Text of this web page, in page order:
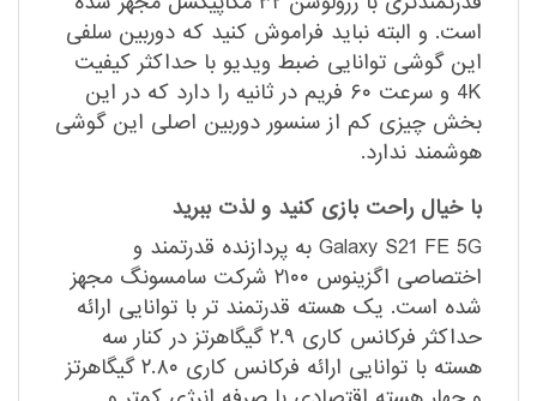
است. و البته نباید فراموش کنید که دوربین سلفی
این گوشی توانایی ضبط ویدیو با حداکثر کیفیت
4K و سرعت ۶۰ فریم در ثانیه را دارد که در این
بخش چیزی کم از سنسور دوربین اصلی این گوشی
هوشمند ندارد.
با خیال راحت بازی کنید و لذت ببرید
Galaxy S21 FE 5G به پردازنده قدرتمند و
اختصاصی اگزینوس ۲۱۰۰ شرکت سامسونگ مجهز
شده است. یک هسته قدرتمند تر با توانایی ارائه
حداکثر فرکانس کاری ۲.۹ گیگاهرتز در کنار سه
هسته با توانایی ارائه فرکانس کاری ۲.۸۰ گیگاهرتز